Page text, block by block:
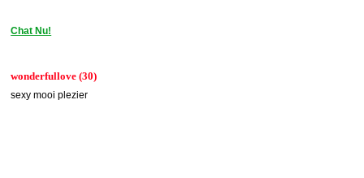
Chat Nu!
wonderfullove (30)
sexy mooi plezier